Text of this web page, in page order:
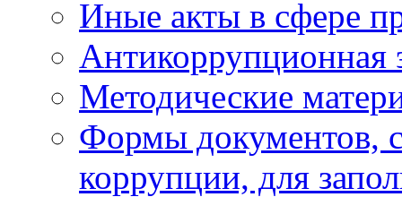
Иные акты в сфере
Антикоррупционная
Методические
Формы документов,
коррупции, для